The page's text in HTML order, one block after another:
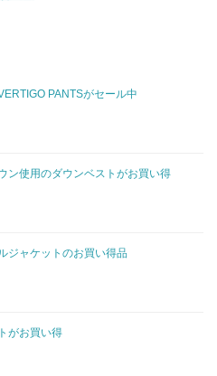
PANTSがセール中
ン使用のダウンベストがお買い得
ジャケットのお買い得品
がお買い得